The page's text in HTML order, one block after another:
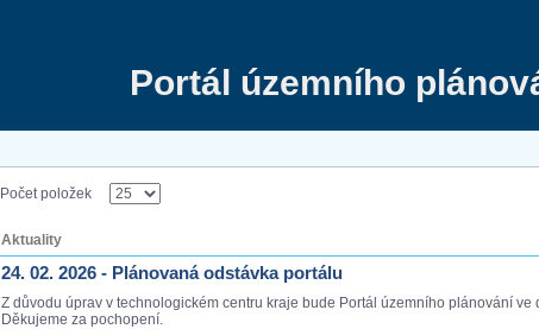
Portál územního
Počet položek
Aktuality
24. 02. 2026 - Plánovaná odstávka portálu
Z důvodu úprav v technologickém centru kraje bude Portál územního plánování
Děkujeme za pochopení.